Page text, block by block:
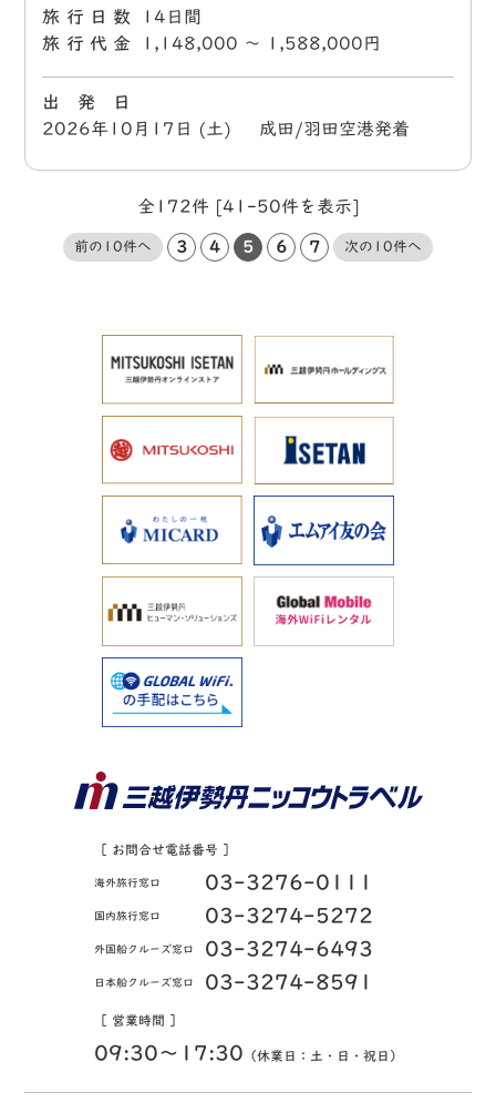
旅行日数
14日間
旅行代金
1,148,000 〜 1,588,000円
出 発 日
2026年10月17日 (土) 成田/羽田空港発着
全172件 [41-50件を表示]
前の10件へ 3 4 5 6 7 次の10件へ
［ お問合せ電話番号 ］
海外旅行窓口 03-3276-0111
国内旅行窓口 03-3274-5272
外国船クルーズ窓口 03-3274-6493
日本船クルーズ窓口 03-3274-8591
［ 営業時間 ］
09:30〜17:30 （休業日：土・日・祝日）